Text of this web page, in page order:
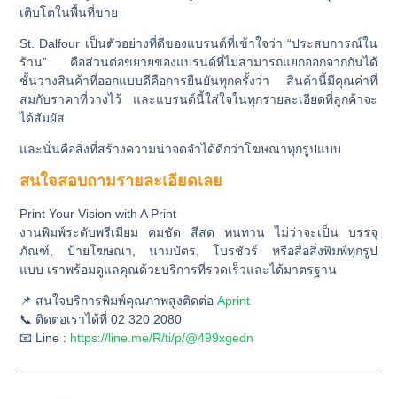
เติบโตในพื้นที่ขาย
St. Dalfour เป็นตัวอย่างที่ดีของแบรนด์ที่เข้าใจว่า “ประสบการณ์ใน
ร้าน” คือส่วนต่อขยายของแบรนด์ที่ไม่สามารถแยกออกจากกันได้
ชั้นวางสินค้าที่ออกแบบดีคือการยืนยันทุกครั้งว่า สินค้านี้มีคุณค่าที่
สมกับราคาที่วางไว้ และแบรนด์นี้ใส่ใจในทุกรายละเอียดที่ลูกค้าจะ
ได้สัมผัส
และนั่นคือสิ่งที่สร้างความน่าจดจำได้ดีกว่าโฆษณาทุกรูปแบบ
สนใจสอบถามรายละเอียดเลย
Print Your Vision with A Print
งานพิมพ์ระดับพรีเมียม คมชัด สีสด ทนทานไม่ว่าจะเป็น บรรจุ
ภัณฑ์, ป้ายโฆษณา, นามบัตร, โบรชัวร์ หรือสื่อสิ่งพิมพ์ทุกรูป
แบบ เราพร้อมดูแลคุณด้วยบริการที่รวดเร็วและได้มาตรฐาน
📌 สนใจบริการพิมพ์คุณภาพสูงติดต่อAprint
📞 ติดต่อเราได้ที่ 02 320 2080
📧 Line : https://line.me/R/ti/p/@499xgedn